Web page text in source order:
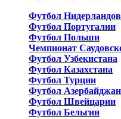
Футбол Нидерландов
Футбол Португалии
Футбол Польши
Чемпионат
Футбол Узбекистана
Футбол Казахстана
Футбол Турции
Футбол
Футбол Швейцарии
Футбол Бельгии